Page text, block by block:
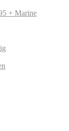
+ Marine